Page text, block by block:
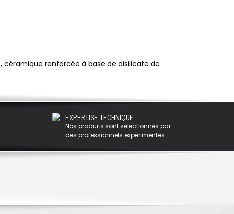
renforcée à base de disilicate de
EXPERTISE TECHNIQUE
Nos produits sont sélectionnés par
des professionnels expérimentés